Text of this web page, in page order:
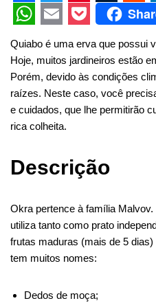
F
a
c
e
b
o
k
T
w
i
t
t
e
P
i
n
t
e
r
s
T
u
m
b
l
r
R
e
d
d
i
i
W
h
a
t
s
p
E
m
a
i
l
P
o
c
k
e
Quiabo é uma erva que possui
Hoje, muitos jardineiros estão
Porém, devido às condições
raízes. Neste caso, você
e cuidados, que lhe permitirão
rica colheita.
Descrição
Okra pertence à família
utiliza tanto como prato
frutas maduras (mais de 5
tem muitos nomes:
Dedos de moça;